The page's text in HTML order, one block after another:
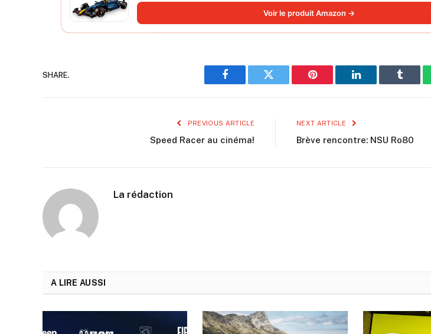
Voir le produit Amazon →
SHARE.
Facebook Twitter Pinterest LinkedIn Tumblr
PREVIOUS ARTICLE
Speed Racer au cinéma!
NEXT ARTICLE
Brève rencontre: NSU Ro80
La rédaction
A LIRE AUSSI